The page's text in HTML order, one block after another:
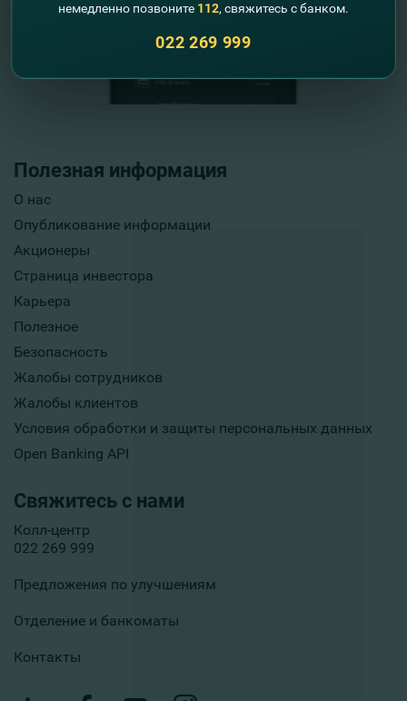
Полезная информация
О нас
Опубликование информации
Акционеры
Страница инвестора
Карьера
Полезное
Безопасность
Жалобы сотрудников
Жалобы клиентов
Условия обработки и защиты персональных данных
Open Banking API
Свяжитесь с нами
Колл-центр
022 269 999
Предложения по улучшениям
Отделение и банкоматы
Контакты
немедленно позвоните 112, свяжитесь с банком.
022 269 999